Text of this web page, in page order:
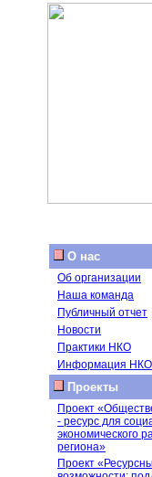
О нас
Об организации
Наша команда
Публичный отчет
Новости
Практики НКО
Информация НКО
Проекты
Проект
- ресурс для
экономического
региона»
Проект